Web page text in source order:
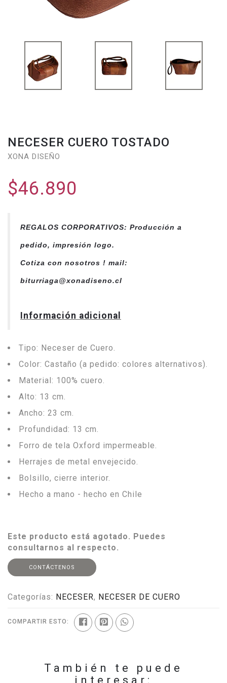
NECESER CUERO TOSTADO
XONA DISEÑO
$46.890
REGALOS CORPORATIVOS: Producción a
pedido, impresión logo.
Cotiza con nosotros ! mail:
biturriaga@xonadiseno.cl
Información adicional
Tipo: Neceser de Cuero.
Color: Castaño (a pedido: colores alternativos).
Material: 100% cuero.
Alto: 13 cm.
Ancho: 23 cm.
Profundidad: 13 cm.
Forro de tela Oxford impermeable.
Herrajes de metal envejecido.
Bolsillo, cierre interior.
Hecho a mano - hecho en Chile
Este producto está agotado. Puedes
consultarnos al respecto.
CONTÁCTENOS
Categorías: NECESER, NECESER DE CUERO
COMPARTIR ESTO:
También te puede
interesar: